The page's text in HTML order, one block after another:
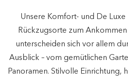
Unsere Komfort- und De
Rückzugsorte zum
unterscheiden sich vor allem
Ausblick – vom gemütlichen
Panoramen. Stilvolle Einrichtung,